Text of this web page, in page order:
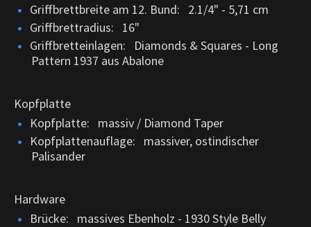
Griffbrettbreite am 12. Bund: 2.1/4" - 5,71 cm
Griffbrettradius: 16"
Griffbretteinlagen: Diamonds & Squares - Long
Pattern 1937 aus Abalone
Kopfplatte
Kopfplatte: massiv / Diamond Taper
Kopfplattenauflage: massiver, ostindischer
Palisander
Hardware
Brücke: massives Ebenholz - 1930 Style Belly